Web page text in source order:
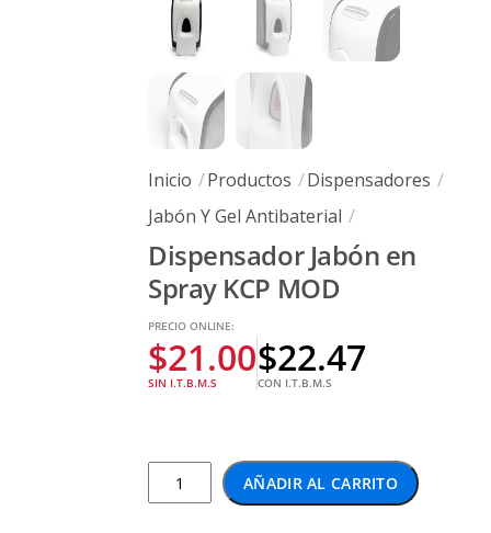
Inicio Productos
Dispensadores
Jabón Y Gel Antibaterial
Dispensador Jabón en
Spray KCP MOD
PRECIO ONLINE:
$21.00
SIN I.T.B.M.S
$22.47
CON I.T.B.M.S
Dispensador
Jabón
AÑADIR AL CARRITO